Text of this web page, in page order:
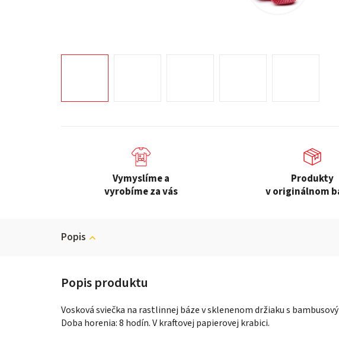
Vymyslíme a
vyrobíme za vás
Produkty
v originálnom
Popis
Vosková sviečka na rastlinnej báze v sklenenom držiaku s
Doba horenia: 8 hodín. V kraftovej papierovej krabici.